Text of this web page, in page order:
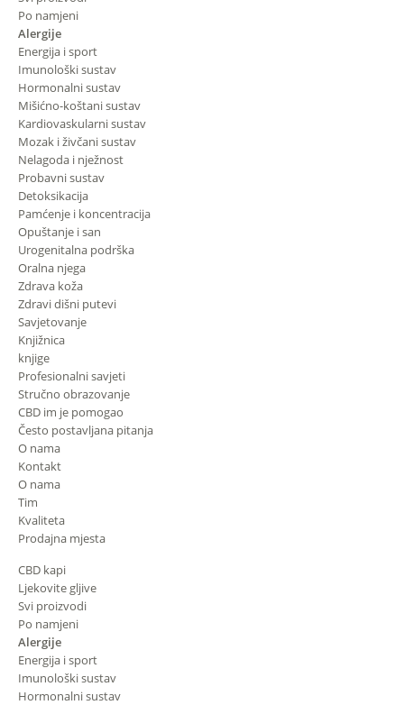
Po namjeni
Alergije
Energija i sport
Imunološki sustav
Hormonalni sustav
Mišićno-koštani sustav
Kardiovaskularni sustav
Mozak i živčani sustav
Nelagoda i nježnost
Probavni sustav
Detoksikacija
Pamćenje i koncentracija
Opuštanje i san
Urogenitalna podrška
Oralna njega
Zdrava koža
Zdravi dišni putevi
Savjetovanje
Knjižnica
knjige
Profesionalni savjeti
Stručno obrazovanje
CBD im je pomogao
Često postavljana pitanja
O nama
Kontakt
O nama
Tim
Kvaliteta
Prodajna mjesta
CBD kapi
Ljekovite gljive
Svi proizvodi
Po namjeni
Alergije
Energija i sport
Imunološki sustav
Hormonalni sustav